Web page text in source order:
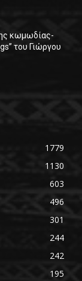
κωμωδίας-
του Γιώργου
1779
1130
603
496
301
244
242
195